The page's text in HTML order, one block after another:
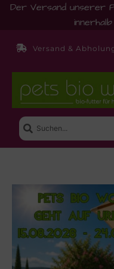
Der Versand unserer
Versand &
Neue Produkte
Shop
Ernährungsberatung!
Startseite